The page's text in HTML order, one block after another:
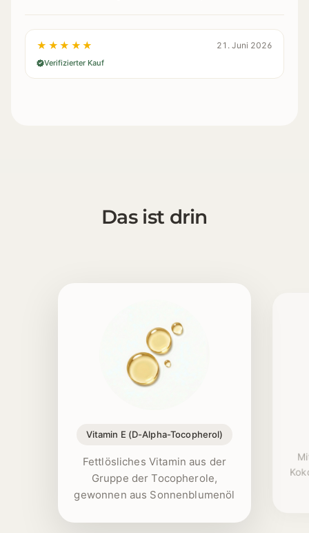
★★★★★ 21. Juni 2026
Verifizierter Kauf
Das ist drin
Vitamin E (D-Alpha-Tocopherol)
Fettlösliches Vitamin aus der
Gruppe der Tocopherole,
gewonnen aus Sonnenblumenöl